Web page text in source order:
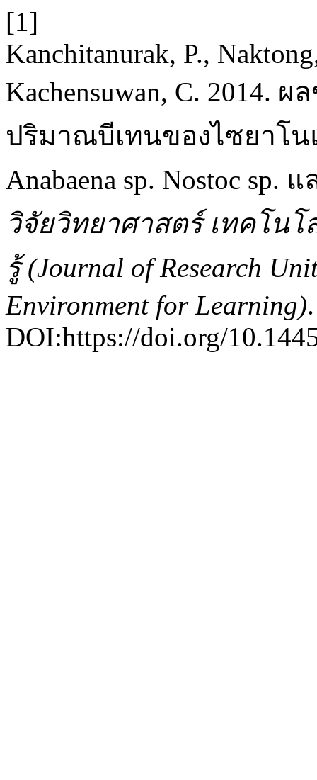
[1]
Kanchitanurak, P.,
Kachensuwan, C. 2014.
ปริมาณบีเทนของไซยาโ
Anabaena sp. Nostoc sp.
วิจัยวิทยาศาสตร์ เทคโนโ
รู้ (Journal of Research
Environment for Learning)
DOI:https://doi.org/